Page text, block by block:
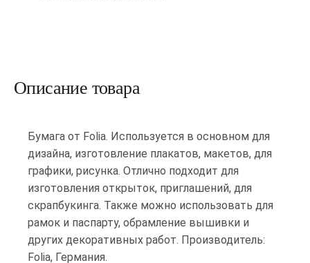
Описание товара
Бумага от Folia. Используется в основном для
дизайна, изготовление плакатов, макетов, для
графики, рисунка. Отлично подходит для
изготовления открыток, приглашений, для
скрапбукинга. Также можно использовать для
рамок и паспарту, обрамление вышивки и
других декоративных работ. Производитель:
Folia, Германия.